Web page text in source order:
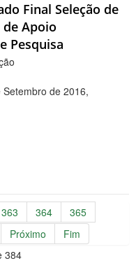
Final Seleção de
de Apoio
Pesquisa
de 2016,
363 364
365
Próximo
Fim
384